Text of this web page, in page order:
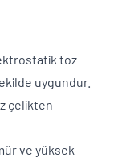
toz
uygundur.
çelikten
ve yüksek